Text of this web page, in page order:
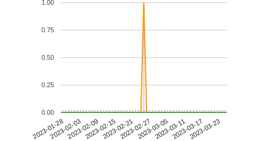
2023-01-282023-02-032023-02-092023-02-152023-02-212023-02-272023-03-052023-03-112023-03-172023-03-23
0.00
0.25
0.50
0.75
1.00